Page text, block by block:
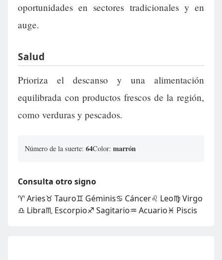
oportunidades en sectores tradicionales y en
auge.
Salud
Prioriza el descanso y una alimentación
equilibrada con productos frescos de la región,
como verduras y pescados.
Número de la suerte: 64Color: marrón
Consulta otro signo
♈ Aries♉ Tauro♊ Géminis♋ Cáncer♌ Leo♍ Virgo
♎ Libra♏ Escorpio♐ Sagitario♒ Acuario♓ Piscis